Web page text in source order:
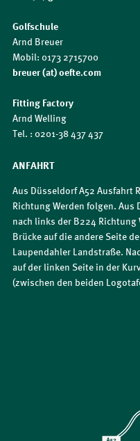
Golfschule
Arnd Breuer
Mobil: 0173 2715700
breuer (at) oefte.com
Fitting Factory
Arnd Welling
Tel. : 0201-38 437 437
ANFAHRT
Aus Düsseldorf A52 Ausfahrt
Richtung Werden folgen.
nach links der B224 Richtung
Brücke auf die andere Seite
Laupendahler Landstraße.
auf der linken Seite in der
(zwischen den beiden